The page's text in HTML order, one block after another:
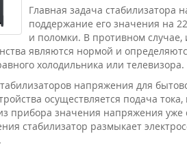
Главная задача
поддержание его значения на
и поломки. В противном случае,
являются нормой и
холодильника или телевизора.
напряжения для
осуществляется подача
прибора значения напряжения
стабилизатор размыкает